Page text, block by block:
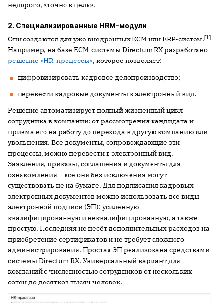
недорого, «точно в цель».
2. Специализированные HRM-модули
Они создаются для уже внедренных ECM или ERP-систем.[1]
Например, на базе ECM-системы Directum RX разработано
решение «HR-процессы», которое позволяет:
цифровизировать кадровое делопроизводство;
перевести кадровые документы в электронный вид.
Решение автоматизирует полный жизненный цикл
сотрудника в компании: от рассмотрения кандидата и
приёма его на работу до перехода в другую компанию или
увольнения. Все документы, сопровождающие эти
процессы, можно перевести в электронный вид.
Заявления, приказы, соглашения и документы для
ознакомления – все они без исключения могут
существовать не на бумаге. Для подписания кадровых
электронных документов можно использовать все виды
электронной подписи (ЭП): усиленную
квалифицированную и неквалифицированную, а также
простую. Последняя не несёт дополнительных расходов на
приобретение сертификатов и не требует сложного
администрирования. Простая ЭП реализована средствами
системы Directum RX. Универсальный вариант для
компаний с численностью сотрудников от нескольких
сотен до десятков тысяч человек.